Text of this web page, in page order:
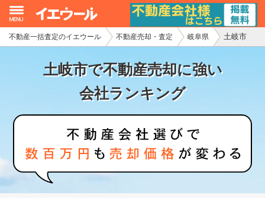
不動産一括査定のイエウール 不動産売却・査定 岐阜県 土岐市
土岐市で不動産売却に強い
会社ランキング
イエウール加盟希望の不動産会社様
初めての方へ
不動産の売却・一括査定
家査定シミュレーター
お問い合わせ